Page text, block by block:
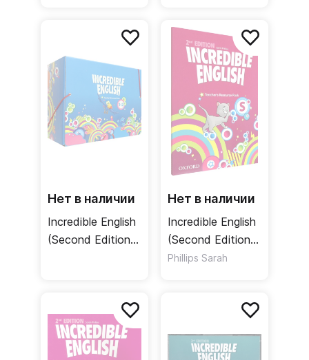
Рабочая тетрадь
+ онлайн-код
Рабочая тетрадь
+ онлайн-код
Нет в наличии
Incredible English
(Second Edition)
материалы для
преподавателей
Нет в наличии
Incredible English
(Second Edition)
Starter Teacher's
материалы для
Phillips Sarah